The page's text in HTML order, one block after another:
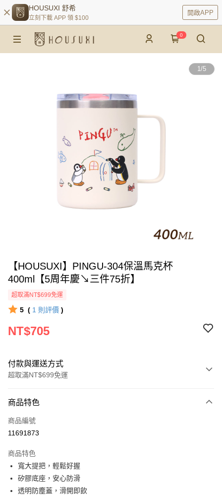
HOUSUXI 舒希
立刻下載 APP 領 $100
開啟APP
0
1/5
【HOUSUXI】PINGU-304保溫馬克杯
400ml【5周年慶↘三件75折】
超取滿NT$699免運
5 ( 1 則評價 )
NT$705
付款與運送方式
超取滿NT$699免運
信用卡一次付款
超商取貨付款
Apple Pay
街口支付
商品特色
商品編號
11691873
商品特色
寬大提把，輕鬆好握
矽膠底座，安心防滑
透明防塵蓋，滑開即飲